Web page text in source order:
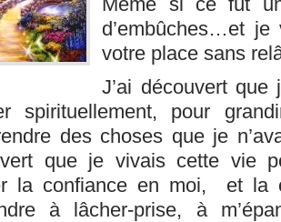
d’embûches…et
votre place sans
J’ai découvert
spirituellement, pour
des choses que je
que je vivais cette vie
la confiance en moi, et la
à lâcher-prise, à